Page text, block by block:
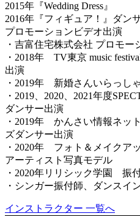
2015年『Wedding Dress』
2016年『フィギュア！』ダン
プロモーションビデオ出演
・吉富住宅株式会社 プロモー
・2018年 TV東京 music
出演
・2019年 新婚さんいらっし
・2019、2020、2021年度
ダンサー出演
・2019年 かんさい情報ネッ
ズダンサー出演
・2020年 フォト＆メイクア
アーティスト写真モデル
・2020年リリシック学園 振
・シンガー振付師、ダンスイ
インストラクター 一覧へ